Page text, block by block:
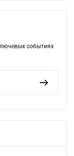
событиях